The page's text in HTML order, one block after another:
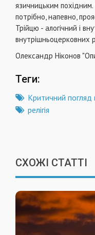
язичницьким похідним.
потрібно, напевно,
Трійцю - алогічний і
внутрішньоцерковних
Олександр Ніконов
Теги:
Критичний погляд
релігія
СХОЖІ СТАТТІ